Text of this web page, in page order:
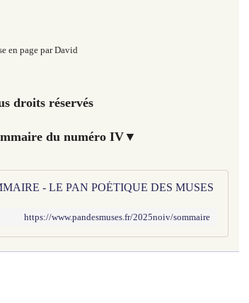
en page par David
droits réservés
du numéro IV▼
- LE PAN POÉTIQUE DES MUSES
https://www.pandesmuses.fr/2025noiv/sommaire